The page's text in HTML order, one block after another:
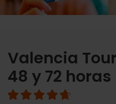
Valencia
48 y 72 horas